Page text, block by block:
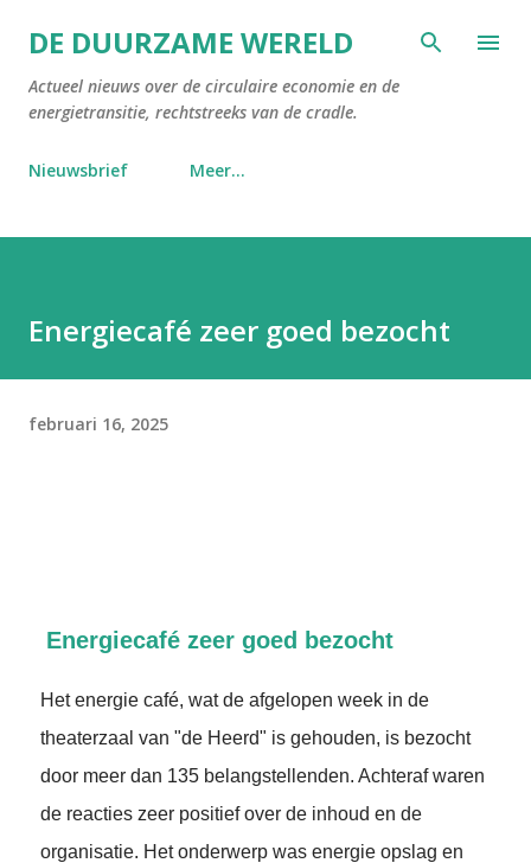
Doorgaan naar hoofdcontent
DE DUURZAME WERELD
Actueel nieuws over de circulaire economie en de
energietransitie, rechtstreeks van de cradle.
Nieuwsbrief Meer…
Energiecafé zeer goed bezocht
februari 16, 2025
Energiecafé zeer goed bezocht
Het energie café, wat de afgelopen week in de
theaterzaal van "de Heerd" is gehouden, is bezocht
door meer dan 135 belangstellenden. Achteraf waren
de reacties zeer positief over de inhoud en de
organisatie. Het onderwerp was energie opslag en